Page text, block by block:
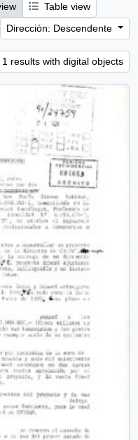
Table view
Dirección: Descendente
1 results with digital objects